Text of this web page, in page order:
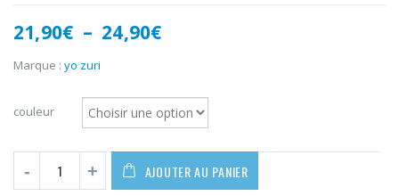
21,90€ – 24,90€Plage
à
24,90€
Marque : yo zuri
couleur
AJOUTER AU PANIER